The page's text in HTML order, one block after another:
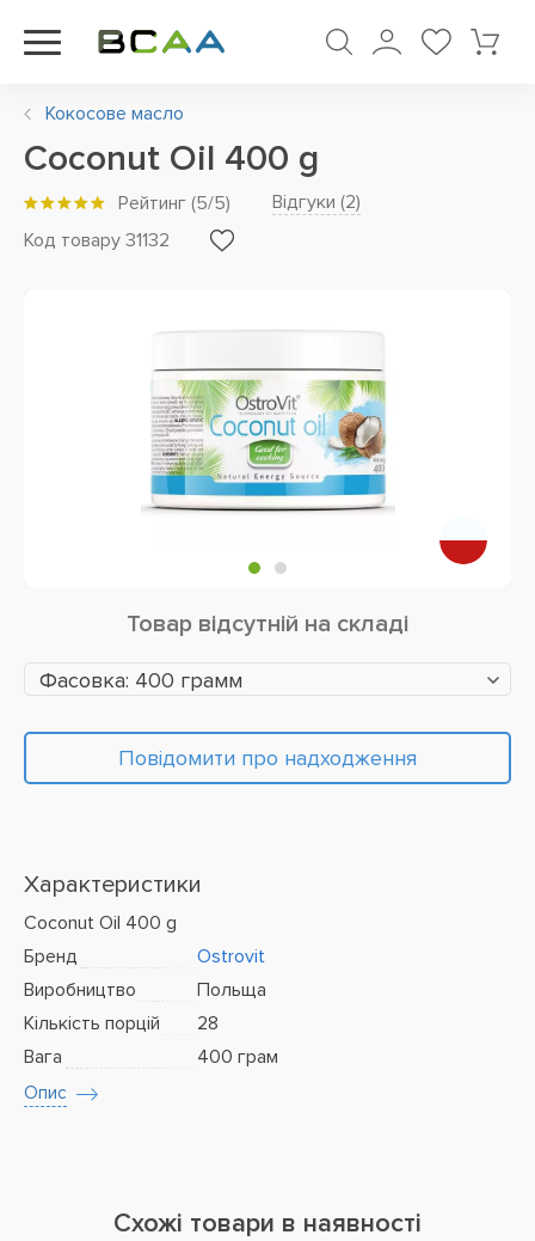
Кокосове масло
Coconut Oil 400 g
Рейтинг (5/5) Відгуки (2)
Код товару 31132
Товар відсутній на складі
Фасовка: 400 грамм
Повідомити про надходження
Характеристики
Coconut Oil 400 g
Бренд
Ostrovit
Виробництво
Польща
Кількість порцій
28
Вага
400 грам
Опис
Схожі товари в наявності